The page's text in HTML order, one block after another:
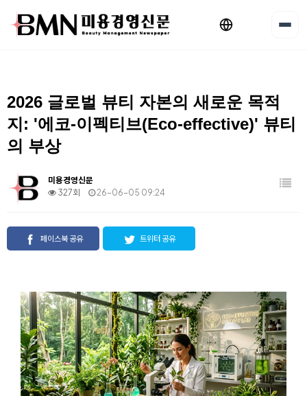
2026 글로벌 뷰티 자본의 새로운 목적
지: '에코-이펙티브(Eco-effective)' 뷰티
의 부상
미용경영신문
327회
26-06-05 09:24
페이스북 공유 트위터 공유